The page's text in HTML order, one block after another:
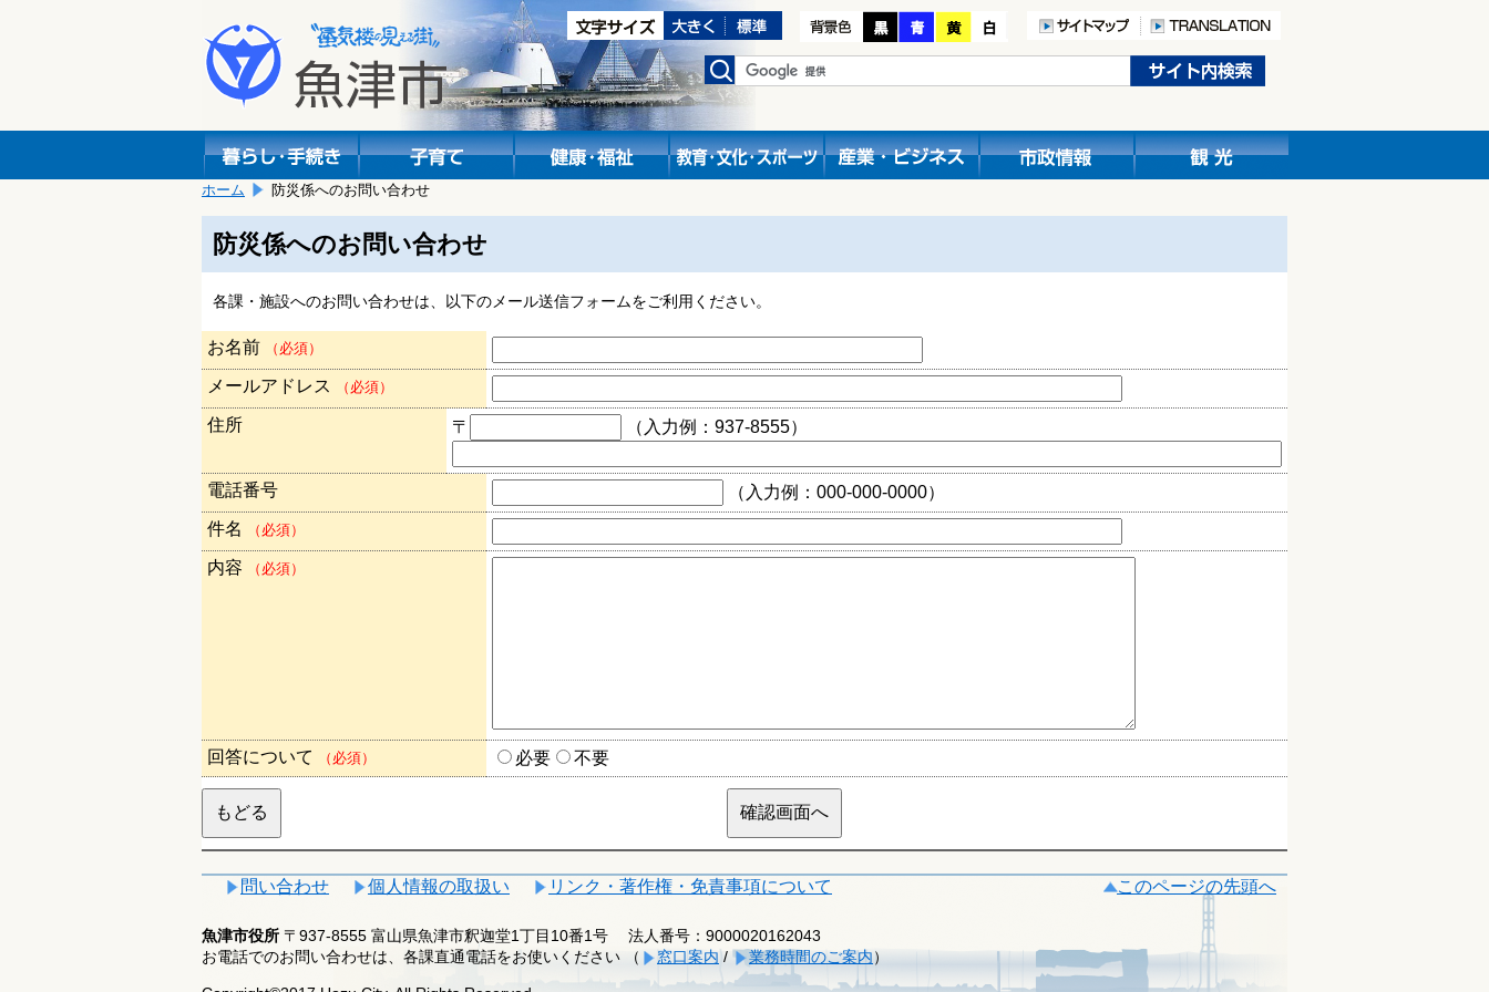
し
ホーム 防災係へのお問い合わせ
防災係へのお問い合わせ
各課・施設へのお問い合わせは、以下のメール送信フォームをご利用ください。
お名前 （必須）
メールアドレス （必須）
住所 〒 （入力例：937-8555）
電話番号
（入力例：000-000-0000）
件名
（必須）
内容 （必須）
回答について （必須） 必要 不要
問い合わせ 個人情報の取扱い リンク・著作権・免責事項について このページの先頭へ
魚津市役所 〒937-8555 富山県魚津市釈迦堂1丁目10番1号
法人番号：9000020162043
お電話でのお問い合わせは、各課直通電話をお使いください （
窓口案内/ 業務時間のご案内）